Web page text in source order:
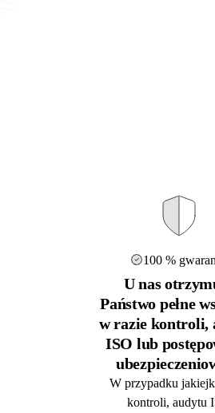
100 %
U nas
Państwo pełne
w razie kontroli,
ISO lub
W przypadku
kontroli, audytu